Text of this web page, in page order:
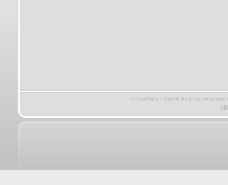
© LineRadio | Made & design by Dmitrienko